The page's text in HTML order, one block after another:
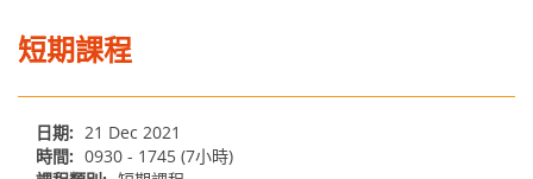
短期課程
日期: 21 Dec 2021
時間: 0930 - 1745 (7小時)